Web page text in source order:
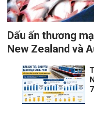
Dấu ấn thương
New Zealand và